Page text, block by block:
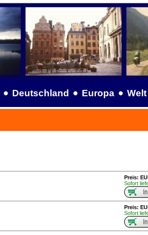
Deutschland Europa Welt
Preis:
Sofort
Preis:
Sofort